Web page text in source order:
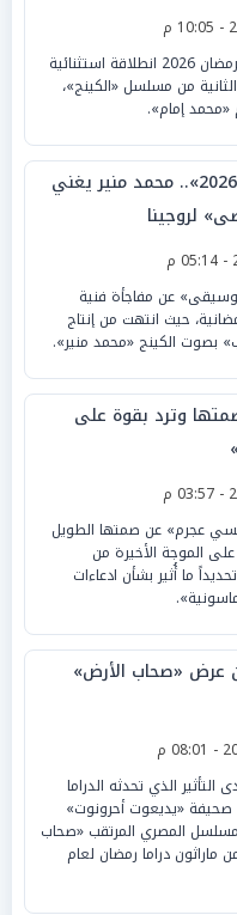
شهد الماراثون الدرامي لرمضان 2026 انطلاقة استثنائية
من مسلسل «الكينج»،
«محمد إمام».
«الكينج يزين رمضان 2026».. محمد منير يغني
لروجينا
عن مفاجأة فنية
حيث انتهت من إنتاج
بصوت الكينج «محمد منير».
وترد بقوة على
عجرم» عن صمتها الطويل
الموجة الأخيرة من
ما أُثير بشأن ادعاءات
عرض «صحاب الأرض»
الذي تحدثه الدراما
صحيفة «يديعوت أحرونوت»
المصري المرتقب «صحاب
ماراثون دراما رمضان لعام